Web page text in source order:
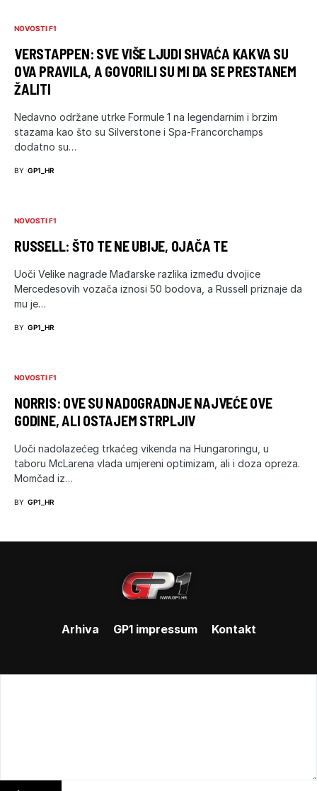
NOVOSTI F1
VERSTAPPEN: SVE VIŠE LJUDI SHVAĆA KAKVA SU
OVA PRAVILA, A GOVORILI SU MI DA SE PRESTANEM
ŽALITI
Nedavno održane utrke Formule 1 na legendarnim i brzim
stazama kao što su Silverstone i Spa-Francorchamps
dodatno su…
BY GP1_HR
NOVOSTI F1
RUSSELL: ŠTO TE NE UBIJE, OJAČA TE
Uoči Velike nagrade Mađarske razlika između dvojice
Mercedesovih vozača iznosi 50 bodova, a Russell priznaje da
mu je…
BY GP1_HR
NOVOSTI F1
NORRIS: OVE SU NADOGRADNJE NAJVEĆE OVE
GODINE, ALI OSTAJEM STRPLJIV
Uoči nadolazećeg trkaćeg vikenda na Hungaroringu, u
taboru McLarena vlada umjereni optimizam, ali i doza opreza.
Momčad iz…
BY GP1_HR
Arhiva GP1 impressum Kontakt